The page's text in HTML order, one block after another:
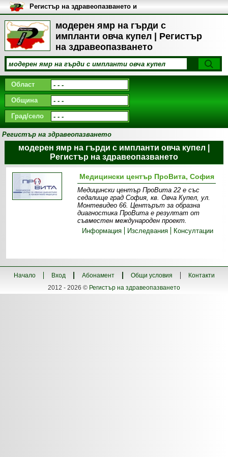
модерен ямр на гърди с
импланти овча купел | Регистър
на здравеопазването
Регистър на здравеопазването и
медицинските заведения в
България
Област
Община
Град/село
Регистър на здравеопазването
модерен ямр на гърди с импланти овча купел |
Регистър на здравеопазването
Медицински център ПроВита, София
Медицински център ПроВита 22 е със
седалище град София, кв. Овча Купел, ул.
Монтевидео 66. Центърът за образна
диагностика ПроВита e резултат от
съвместен международен проект.
Информация
Изследвания Консултации
Начало Вход Абонамент Общи условия
Контакти
2012 - 2026 © Регистър на здравеопазването